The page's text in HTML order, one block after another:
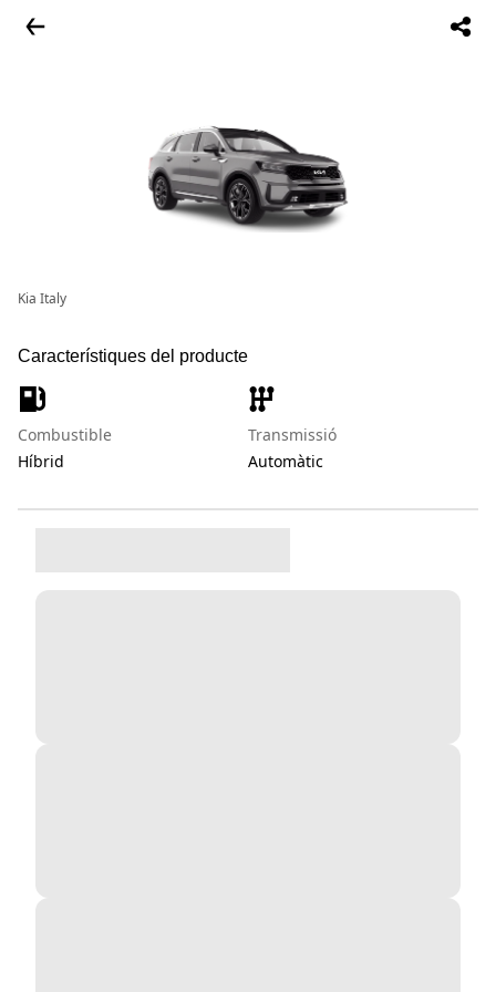
Kia Italy
Característiques del producte
Combustible
Híbrid
Transmissió
Automàtic